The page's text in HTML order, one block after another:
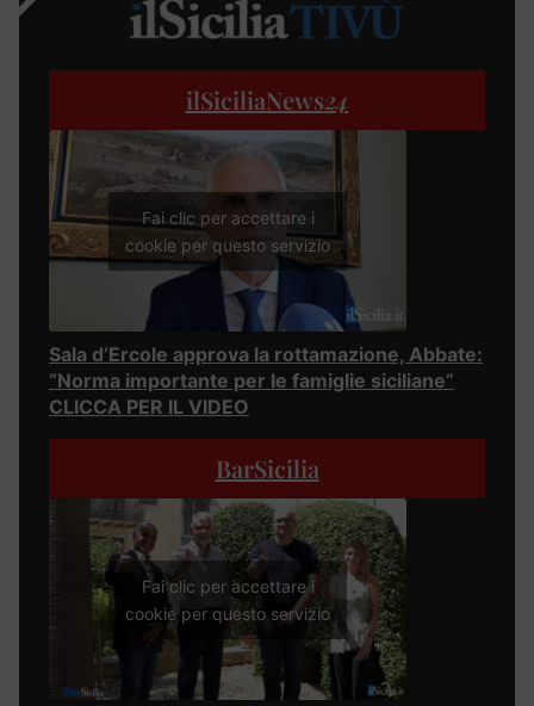
ilSiciliaNews24
Fai clic per accettare i
cookie per questo servizio
Sala d’Ercole approva la rottamazione, Abbate:
“Norma importante per le famiglie siciliane”
CLICCA PER IL VIDEO
BarSicilia
Fai clic per accettare i
cookie per questo servizio